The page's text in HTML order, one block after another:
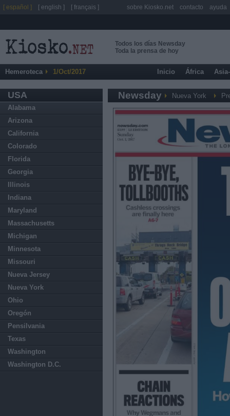
Todos los días Newsday
Toda la prensa de hoy
Hemeroteca 1/Oct/2017 Inicio África
USA
Alabama
Arizona
California
Colorado
Florida
Georgia
Illinois
Indiana
Maryland
Massachusetts
Michigan
Minnesota
Missouri
Nueva Jersey
Nueva York
Ohio
Oregón
Pensilvania
Texas
Washington
Washington D.C.
Newsday Nueva York
[ español ] [ english ] [ français ] sobre Kiosko.net contacto ayuda